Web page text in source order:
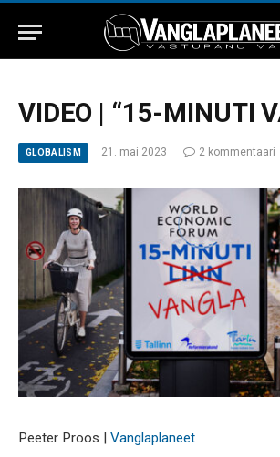
VIDEO | “15-MINUTI
GLOBALISM 21. mai 2023 2 kommentaari
Peeter Proos | Vanglaplaneet